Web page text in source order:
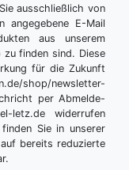
ausschließlich von
angegebene E-Mail
aus unserem
zu finden sind. Diese
für die Zukunft
shop/newsletter-
per Abmelde-
letz.de widerrufen
Sie in unserer
bereits reduzierte